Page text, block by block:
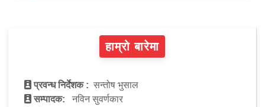
हाम्रो बारेमा
प्रवन्ध निर्देशक : सन्तोष भुसाल
सम्पादक:
नविन सुवर्णकार